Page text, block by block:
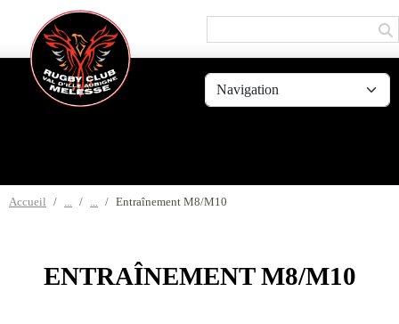
Accueil Entraînement M8/M10
ENTRAÎNEMENT M8/M10
Panneau de gestion des cookies